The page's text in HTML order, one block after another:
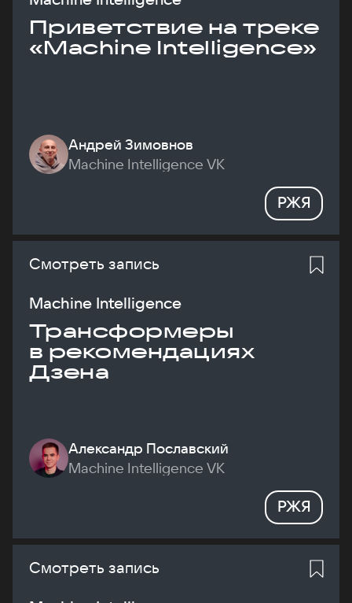
Приветствие на треке
«Machine Intelligence»
Андрей Зимовнов
Machine Intelligence VK
РЖЯ
Смотреть запись
Machine Intelligence
Трансформеры
в рекомендациях
Дзена
Александр Пославский
Machine Intelligence VK
РЖЯ
Смотреть запись